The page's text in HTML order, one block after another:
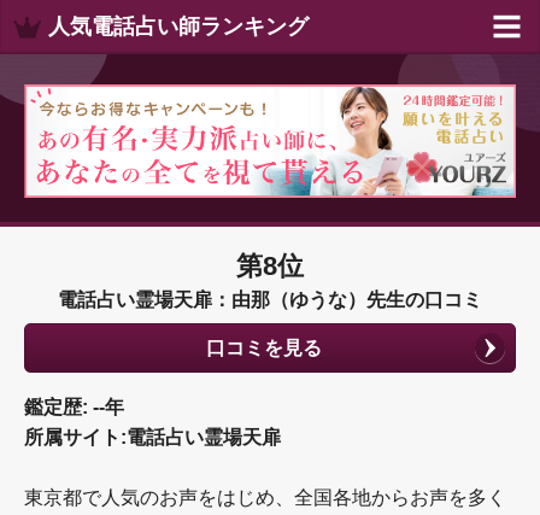
人気電話占い師ランキング
第8位
電話占い霊場天扉：由那（ゆうな）先生の口コミ
口コミを見る
鑑定歴: --年
所属サイト:電話占い霊場天扉
東京都で人気のお声をはじめ、全国各地からお声を多く